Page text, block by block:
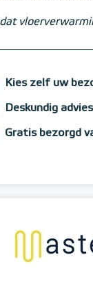
Kies zelf uw
Deskundig
Gratis bezorgd